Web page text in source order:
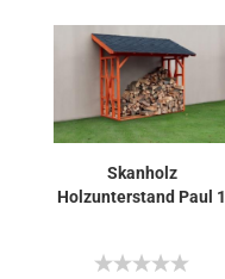
Skanholz
Holzunterstand Paul 1